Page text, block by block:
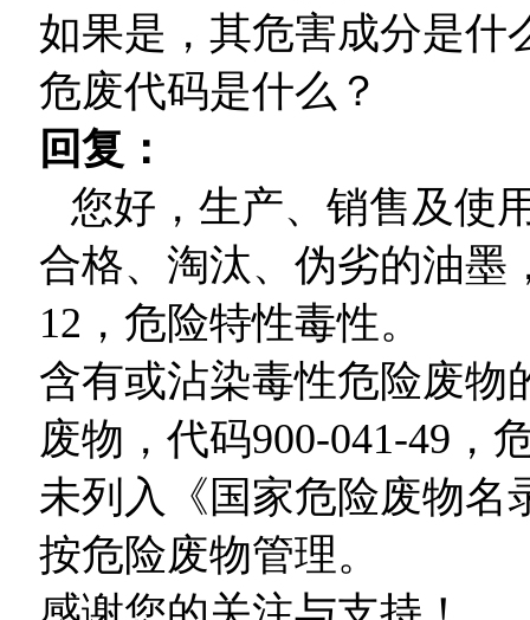
如果是，其危害成分是什
危废代码是什么？
回复：
您好，生产、销售及使
合格、淘汰、伪劣的油墨
12，危险特性毒性。
含有或沾染毒性危险废物
废物，代码900-041-49，
未列入《国家危险废物名
按危险废物管理。